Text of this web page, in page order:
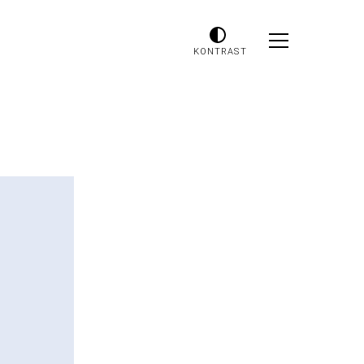
KONTRAST